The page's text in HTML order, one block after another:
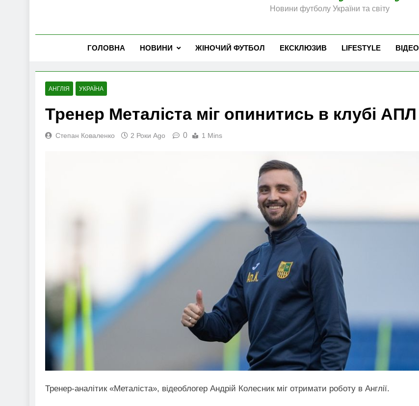
Новини футболу України та світу
ГОЛОВНА НОВИНИ ЖІНОЧИЙ ФУТБОЛ ЕКСКЛЮЗИВ LIFESTYLE ВІДЕО
АНГЛІЯ УКРАЇНА
Тренер Металіста міг опинитись в клубі АПЛ
Степан Коваленко 2 Роки Ago 0 1 Mins
Тренер-аналітик «Металіста», відеоблогер Андрій Колесник міг отримати роботу в Англії.